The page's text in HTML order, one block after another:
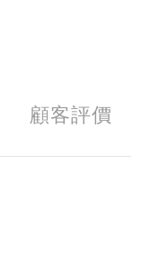
顧客評價